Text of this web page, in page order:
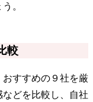
。
較
すすめの９社を厳
どを比較し、自社